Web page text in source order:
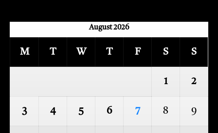
August 2026
M T W T F S S
1 2
3 4 5 6 7 8 9